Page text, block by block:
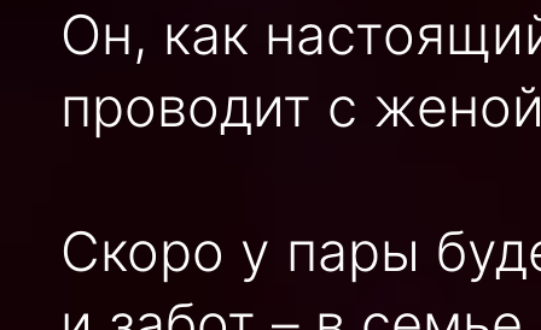
Он, как
проводит с
Скоро у пары